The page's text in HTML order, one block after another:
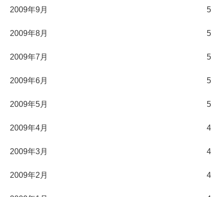
2009年9月 5
2009年8月 5
2009年7月 5
2009年6月 5
2009年5月 5
2009年4月 4
2009年3月 4
2009年2月 4